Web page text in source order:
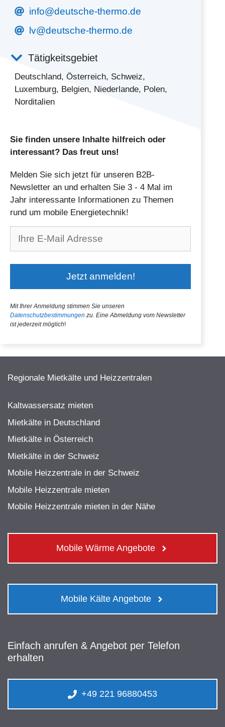
info@deutsche-thermo.de
lv@deutsche-thermo.de
Tätigkeitsgebiet
Deutschland, Österreich, Schweiz,
Luxemburg, Belgien, Niederlande, Polen,
Norditalien
Sie finden unsere Inhalte hilfreich oder
interessant? Das freut uns!
Melden Sie sich jetzt für unseren B2B-
Newsletter an und erhalten Sie 3 - 4 Mal im
Jahr interessante Informationen zu Themen
rund um mobile Energietechnik!
Mit Ihrer Anmeldung stimmen Sie unseren
Datenschutzbestimmungen zu. Eine Abmeldung vom Newsletter
ist jederzeit möglich!
Regionale Mietkälte und Heizzentralen
Kaltwassersatz mieten
Mietkälte in Deutschland
Mietkälte in Österreich
Mietkälte in der Schweiz
Mobile Heizzentrale in der Schweiz
Mobile Heizzentrale mieten
Mobile Heizzentrale mieten in der Nähe
Mobile Wärme Angebote
Mobile Kälte Angebote
Einfach anrufen & Angebot per Telefon
erhalten
+49 221 96880453